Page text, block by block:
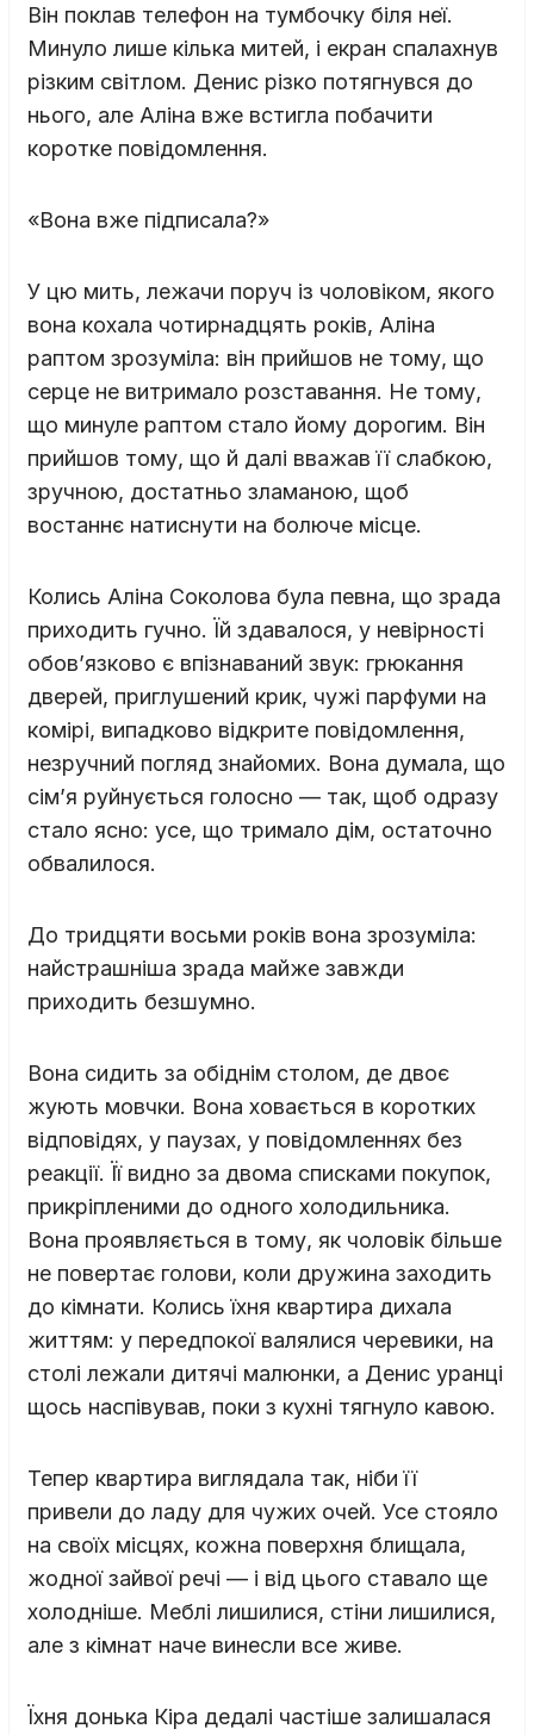
Він поклав телефон на тумбочку біля неї.
Минуло лише кілька митей, і екран спалахнув
різким світлом. Денис різко потягнувся до
нього, але Аліна вже встигла побачити
коротке повідомлення.
«Вона вже підписала?»
У цю мить, лежачи поруч із чоловіком, якого
вона кохала чотирнадцять років, Аліна
раптом зрозуміла: він прийшов не тому, що
серце не витримало розставання. Не тому,
що минуле раптом стало йому дорогим. Він
прийшов тому, що й далі вважав її слабкою,
зручною, достатньо зламаною, щоб
востаннє натиснути на болюче місце.
Колись Аліна Соколова була певна, що зрада
приходить гучно. Їй здавалося, у невірності
обов’язково є впізнаваний звук: грюкання
дверей, приглушений крик, чужі парфуми на
комірі, випадково відкрите повідомлення,
незручний погляд знайомих. Вона думала, що
сім’я руйнується голосно — так, щоб одразу
стало ясно: усе, що тримало дім, остаточно
обвалилося.
До тридцяти восьми років вона зрозуміла:
найстрашніша зрада майже завжди
приходить безшумно.
Вона сидить за обіднім столом, де двоє
жують мовчки. Вона ховається в коротких
відповідях, у паузах, у повідомленнях без
реакції. Її видно за двома списками покупок,
прикріпленими до одного холодильника.
Вона проявляється в тому, як чоловік більше
не повертає голови, коли дружина заходить
до кімнати. Колись їхня квартира дихала
життям: у передпокої валялися черевики, на
столі лежали дитячі малюнки, а Денис уранці
щось наспівував, поки з кухні тягнуло кавою.
Тепер квартира виглядала так, ніби її
привели до ладу для чужих очей. Усе стояло
на своїх місцях, кожна поверхня блищала,
жодної зайвої речі — і від цього ставало ще
холодніше. Меблі лишилися, стіни лишилися,
але з кімнат наче винесли все живе.
Їхня донька Кіра дедалі частіше залишалася